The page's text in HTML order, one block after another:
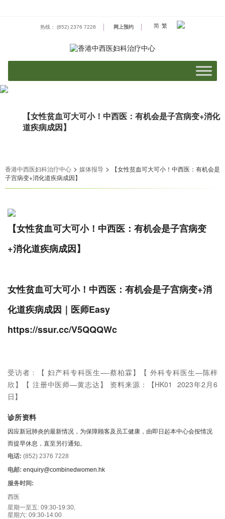
热线： (852) 2376 7228 网上预约 简 繁
【女性贫血可大可小！中西医：有机会是子宫病变+消化
道疾病成因】
香港中西医妇科治疗中心 > 媒体报导 >
【女性贫血可大可小！中西医：有机会是
子宫病变+消化道疾病成因】
【女性贫血可大可小！中西医：有机会是子宫病变
+消化道疾病成因】
女性贫血可大可小！中西医：有机会是子宫病变+消
化道疾病成因｜医师Easy
https://ssur.cc/V5QQQWc
受访者﹕【 妇产科专科医生—-蔡柏霖】【 外科专科医生—陈梓
欣】【 注册中医师—黄志达】 资料来源：【HK01 2023年2月6
日】
诊所资料
因应新冠肺炎的最新情况，为保障顾客及员工健康，由即日起本中心会按情况
而提早休息，直至另行通知。
电话: (852) 2376 7228
电邮: enquiry@combinedwomen.hk
服务时间:
西医
星期一至五: 09:30-19:30,
星期六: 09:30-14:00